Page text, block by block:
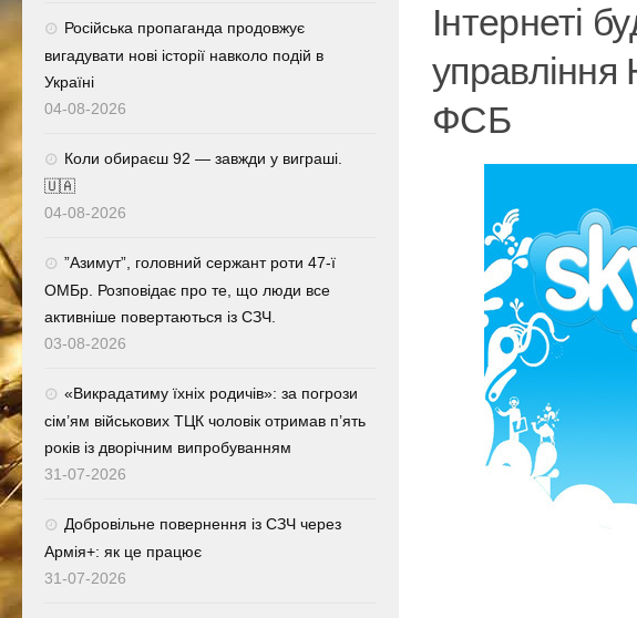
Інтернеті
управління
ФСБ
Російська пропаганда продовжує
вигадувати нові історії навколо подій в
Україні
04-08-2026
Коли обираєш 92 — завжди у виграші.
🇺🇦
04-08-2026
⁨”Азимут”, головний сержант роти 47-ї
ОМБр. Розповідає про те, що люди все
активніше повертаються із СЗЧ.
03-08-2026
«Викрадатиму їхніх родичів»: за погрози
сім’ям військових ТЦК чоловік отримав п’ять
років із дворічним випробуванням
31-07-2026
Добровільне повернення із СЗЧ через
Армія+: як це працює
31-07-2026